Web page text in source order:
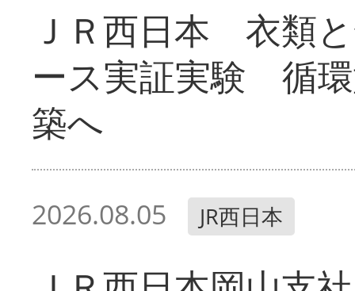
ＪＲ西日本 衣類
ース実証実験 循
築へ
2026.08.05 JR西日本